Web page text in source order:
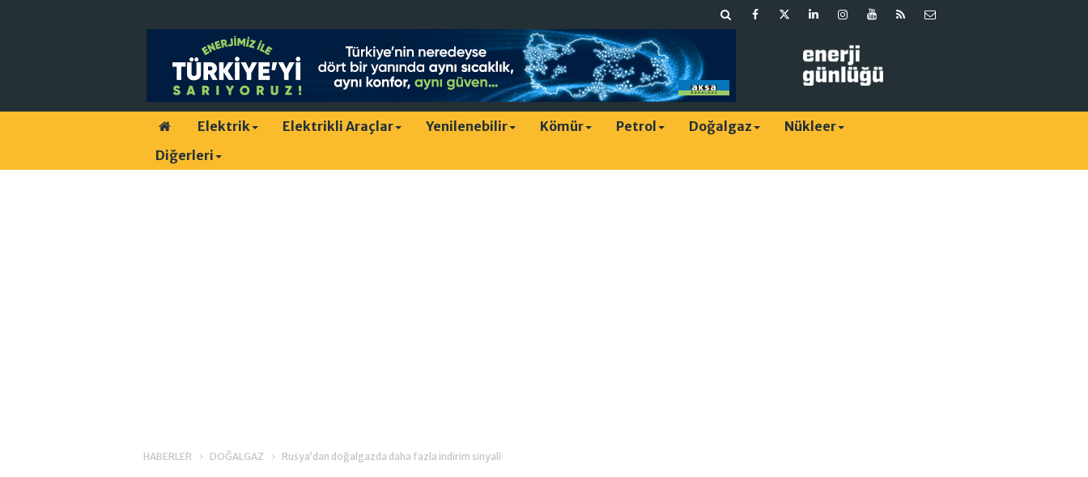
Elektrik Elektrikli Araçlar Yenilenebilir Kömür Petrol Doğalgaz
Nükleer
Diğerleri
HABERLER DOĞALGAZ Rusya’dan doğalgazda daha fazla indirim sinyali